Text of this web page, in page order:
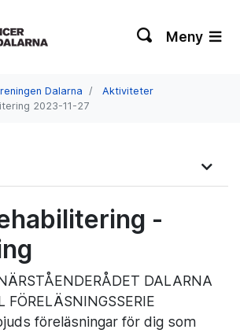
Meny
Dalarna
Aktiviteter
2023-11-27
-
DALARNA
FÖRELÄSNINGSSERIE
föreläsningar för dig som